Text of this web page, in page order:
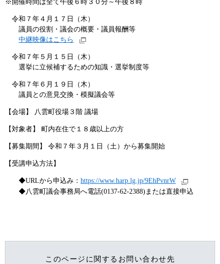
※開催時間は全て午後６時３０分～午後８時
令和７年４月１７日（木）
議員の役割・議会の概要・議員報酬等
中継映像はこちら
令和７年５月１５日（木）
選挙に立候補するための知識・選挙制度等
令和７年６月１９日（木）
議員との意見交換・模擬議会等
【会場】 八雲町役場３階 議場
【対象者】 町内在住で１８歳以上の方
【募集期間】 令和７年３月１日（土）から募集開始
【受講申込方法】
◆URLから申込み： https://www.harp.lg.jp/9EhPvnrW
◆八雲町議会事務局へ電話(0137-62-2388)または直接申込
このページに関するお問い合わせ先